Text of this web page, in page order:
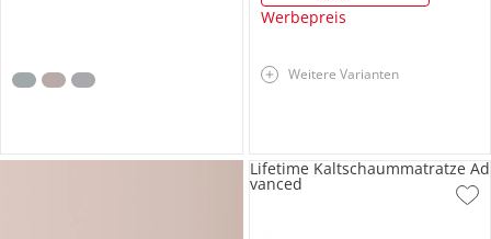
Werbepreis
Weitere Varianten
Lifetime Kaltschaummatratze Ad
vanced